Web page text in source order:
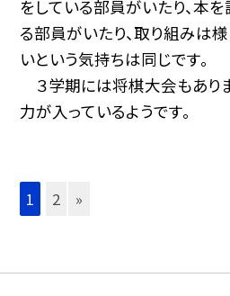
をしている部員がいたり、本
る部員がいたり、取り組みは
いという気持ちは同じです。
３学期には将棋大会もあり
力が入っているようです。
1 2 »